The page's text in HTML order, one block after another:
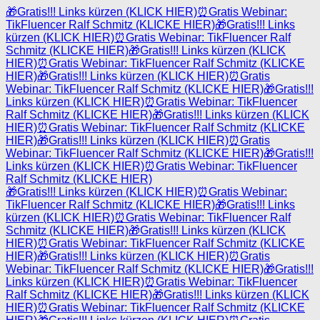
🎁Gratis!!! Links kürzen (KLICK HIER)⏰Gratis Webinar:
TikFluencer Ralf Schmitz (KLICKE HIER)🎁Gratis!!! Links
kürzen (KLICK HIER)⏰Gratis Webinar: TikFluencer Ralf
Schmitz (KLICKE HIER)🎁Gratis!!! Links kürzen (KLICK
HIER)⏰Gratis Webinar: TikFluencer Ralf Schmitz (KLICKE
HIER)🎁Gratis!!! Links kürzen (KLICK HIER)⏰Gratis
Webinar: TikFluencer Ralf Schmitz (KLICKE HIER)🎁Gratis!!!
Links kürzen (KLICK HIER)⏰Gratis Webinar: TikFluencer
Ralf Schmitz (KLICKE HIER)🎁Gratis!!! Links kürzen (KLICK
HIER)⏰Gratis Webinar: TikFluencer Ralf Schmitz (KLICKE
HIER)🎁Gratis!!! Links kürzen (KLICK HIER)⏰Gratis
Webinar: TikFluencer Ralf Schmitz (KLICKE HIER)🎁Gratis!!!
Links kürzen (KLICK HIER)⏰Gratis Webinar: TikFluencer
Ralf Schmitz (KLICKE HIER)
🎁Gratis!!! Links kürzen (KLICK HIER)⏰Gratis Webinar:
TikFluencer Ralf Schmitz (KLICKE HIER)🎁Gratis!!! Links
kürzen (KLICK HIER)⏰Gratis Webinar: TikFluencer Ralf
Schmitz (KLICKE HIER)🎁Gratis!!! Links kürzen (KLICK
HIER)⏰Gratis Webinar: TikFluencer Ralf Schmitz (KLICKE
HIER)🎁Gratis!!! Links kürzen (KLICK HIER)⏰Gratis
Webinar: TikFluencer Ralf Schmitz (KLICKE HIER)🎁Gratis!!!
Links kürzen (KLICK HIER)⏰Gratis Webinar: TikFluencer
Ralf Schmitz (KLICKE HIER)🎁Gratis!!! Links kürzen (KLICK
HIER)⏰Gratis Webinar: TikFluencer Ralf Schmitz (KLICKE